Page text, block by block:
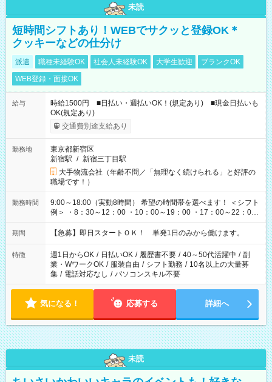
未読
短時間シフトあり！WEBでサクッと登録OK＊
クッキーなどの仕分け
派遣 職種未経験OK 社会人未経験OK 大学生歓迎
ブランクOK
WEB登録・面接OK
給与
時給1500円 ■日払い・週払いOK！(規定あり) ■現金日払いも
OK(規定あり)
交通費別途支給あり
勤務地
東京都新宿区
新宿駅 / 新宿三丁目駅
大手物流会社（年齢不問／「無理なく続けられる」と好評の
職場です！）
勤務時間
9:00～18:00（実動8時間） 希望の時間帯を選べます！ ＜シフト
例＞ ・8：30～12：00 ・10：00～19：00 ・17：00～22：00
・13：00～22：00 ・22：00～翌6：00 など
期間 【急募】即日スタートＯＫ！ 単発1日のみから働けます。
特徴 週1日からOK / 日払いOK / 履歴書不要 / 40～50代活躍中 / 副
業・WワークOK / 服装自由 / シフト勤務 / 10名以上の大量募
集 / 電話対応なし / パソコンスキル不要
気になる！ 応募する 詳細へ
未読